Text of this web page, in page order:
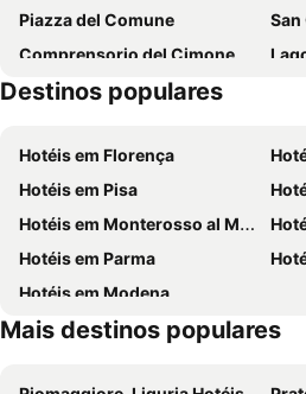
Piazza del Comune
Comprensorio del Cimone
Vidiciatico
Carnevale di Cento
Terme di Porretta
Mercato dell'Antiquariato
Termeland
Parco
Terme Redi
Lucca - Tassignano Airport
Destinos populares
Hotéis em Florença
Hotéis em Pisa
Hotéis em Monterosso al Mare
Hotéis em Parma
Hotéis em Modena
Mais destinos populares